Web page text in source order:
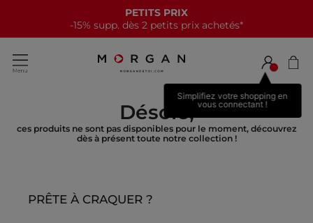
PETITS PRIX
-15% supp. dès 2 petits prix achetés*
Simplifiez votre shopping en
vous connectant !
Désolé,
ces produits ne sont pas disponibles pour le moment, découvrez
dès à présent toute notre collection !
PRÊTE À CRAQUER ?